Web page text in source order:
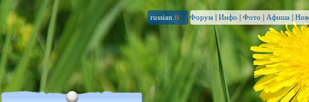
russian .fi Форум | Инфо | Фото | Афиша |